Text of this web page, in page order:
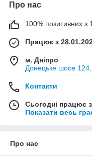
Про нас
100% позитивних з
Працює з
м. Дніпро
Донецьке шосе 124,
Контакти
Сьогодні працює
Показати весь
Про нас